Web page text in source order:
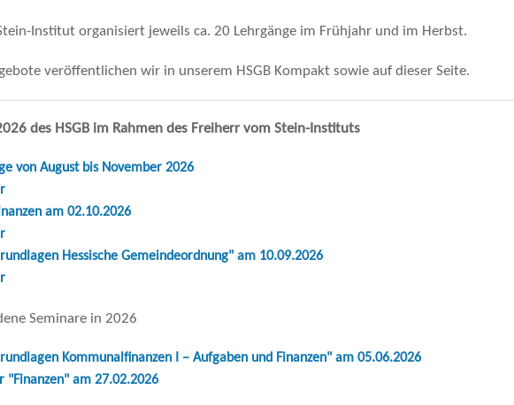
Sonstige Rechtsgebiete
Soziales und Gesundheit
Telekommunikation
Zivilrecht
Institut organisiert jeweils ca. 20 Lehrgänge im Frühjahr und im Herbst.
veröffentlichen wir in unserem HSGB Kompakt sowie auf dieser Seite.
des HSGB im Rahmen des Freiherr vom Stein-Instituts
von August bis November 2026
am 02.10.2026
Hessische Gemeindeordnung" am 10.09.2026
Seminare in 2026
Kommunalfinanzen I – Aufgaben und Finanzen" am 05.06.2026
"Finanzen" am 27.02.2026